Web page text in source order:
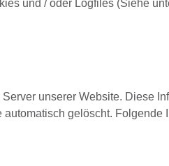
und / oder Logfiles (Siehe
unserer Website. Diese
gelöscht. Folgende